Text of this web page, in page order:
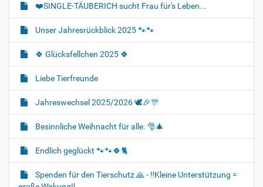
❤️SINGLE-TÄUBERICH sucht Frau für's Leben...
Unser Jahresrückblick 2025 🐾🐾
🍀 Glücksfellchen 2025 🍀
Liebe Tierfreunde
Jahreswechsel 2025/2026 🕊🎉🎊
Besinnliche Weihnacht für alle. 🎅🎄
Endlich geglückt 🐾🐾🍀🐈‍
Spenden für den Tierschutz 🙏 - ‼️Kleine Unterstützung =